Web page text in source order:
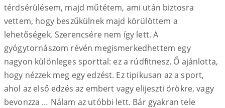
térdsérülésem, majd műtétem, ami után biztosra
vettem, hogy beszűkülnek majd körülöttem a
lehetőségek. Szerencsére nem így lett. A
gyógytornászom révén megismerkedhettem egy
nagyon különleges sporttal: ez a rúdfitnesz. Ő ajánlotta,
hogy nézzek meg egy edzést. Ez tipikusan az a sport,
ahol az első edzés az embert vagy elijeszti örökre, vagy
bevonzza … Nálam az utóbbi lett. Bár gyakran tele